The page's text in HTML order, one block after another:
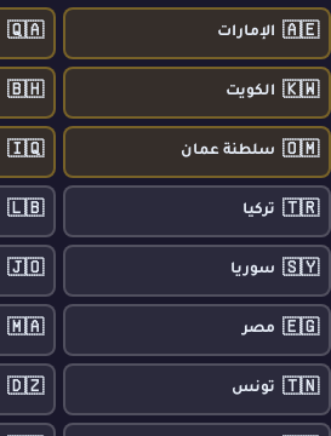
🇦🇪 الإمارات 🇶🇦
🇰🇼 الكويت 🇧🇭
🇴🇲 سلطنة عمان 🇮🇶
🇹🇷 تركيا 🇱🇧
🇸🇾 سوريا 🇯🇴
🇪🇬 مصر 🇲🇦
🇹🇳 تونس 🇩🇿